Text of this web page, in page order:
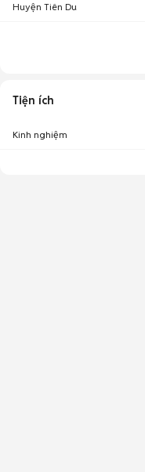
Huyện Tiên Du
Tiện ích
Kinh nghiệm